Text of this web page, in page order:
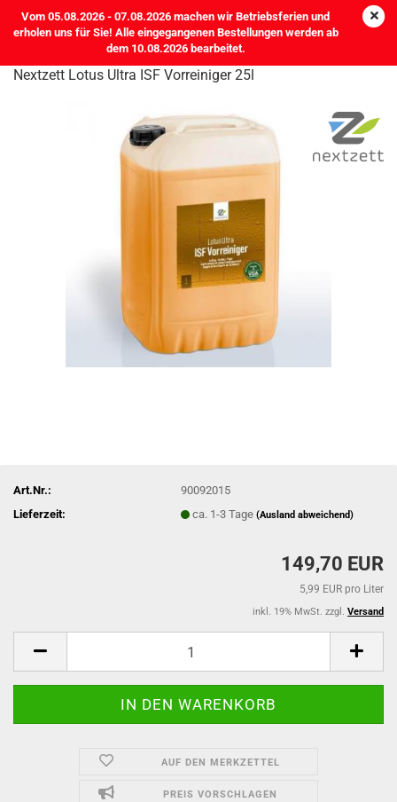
Vom 05.08.2026 - 07.08.2026 machen wir Betriebsferien und
erholen uns für Sie! Alle eingegangenen Bestellungen werden ab
dem 10.08.2026 bearbeitet.
Nextzett Lotus Ultra ISF Vorreiniger 25l
Art.Nr.:
90092015
Lieferzeit:
ca. 1-3 Tage(Ausland abweichend)
149,70 EUR
5,99 EUR pro Liter
inkl. 19% MwSt. zzgl. Versand
AUF DEN MERKZETTEL
PREIS VORSCHLAGEN